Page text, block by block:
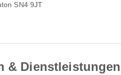
SN4 9JT
& Dienstleistungen